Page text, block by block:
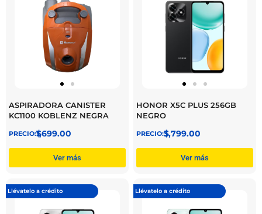
ASPIRADORA CANISTER
KC1100 KOBLENZ NEGRA
$
1,699.00
Ver más
HONOR X5C PLUS 256GB
NEGRO
$
3,799.00
Ver más
Llévatelo a crédito Llévatelo a crédito